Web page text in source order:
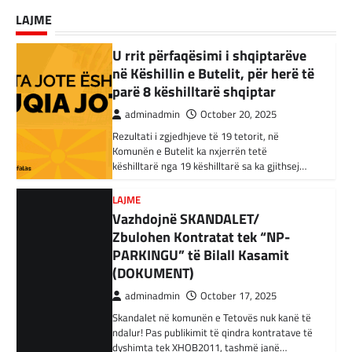
parë të mandatit të tij…
persona në Turqi
adminadmin February 3, 2024
Autoritetet turke i kanë arrestuar të shtunën
34 njerëz të dyshuar për lidhje me Shtetin
Islamik gjatë një operacioni të…
BOTA,KRONIKË E ZEZË, RAJONI
Irani dënon sulmet ajrore të
SHBA-së
adminadmin
Në qytetin al-Ka’im, rreth 350 km në
veriperëndim të Bagdadit, gjithçka që ka
mbetur pas sulmeve ajrore të Uashingtonit
është…
KRONIKË E ZEZË ,LAJME,RAJONI
Tetë persona kërkojnë ndihmë
pas aksidentit ku u përfshinë 14
LAJME
LAJME,VENDI
U rrit përfaqësimi i shqiptarëve
në Këshillin e Butelit, për herë të
parë 8 këshilltarë shqiptar
adminadmin October 20, 2025
Rezultati i zgjedhjeve të 19 tetorit, në
Komunën e Butelit ka nxjerrën tetë
këshilltarë nga 19 këshilltarë sa ka gjithsej…
LAJME
Vazhdojnë SKANDALET/
Zbulohen Kontratat tek “NP-
PARKINGU” të Bilall Kasamit
(DOKUMENT)
adminadmin October 17, 2025
Skandalet në komunën e Tetovës nuk kanë të
ndalur! Pas publikimit të qindra kontratave të
dyshimta tek XHOB2011, tashmë janë…